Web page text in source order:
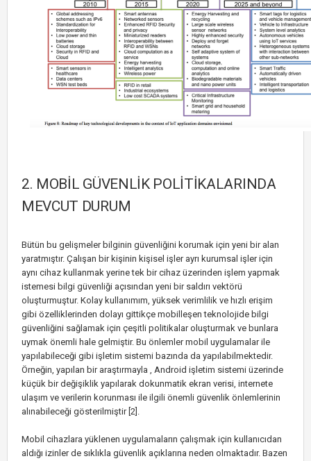
2. MOBİL GÜVENLİK POLİTİKALARINDA
MEVCUT DURUM
Bütün bu gelişmeler bilginin güvenliğini korumak için yeni bir alan
yaratmıştır. Çalışan bir kişinin kişisel işler ayrı kurumsal işler için
aynı cihaz kullanmak yerine tek bir cihaz üzerinden işlem yapmak
istemesi bilgi güvenliği açısından yeni bir saldırı vektörü
oluşturmuştur. Kolay kullanımım, yüksek verimlilik ve hızlı erişim
gibi özelliklerinden dolayı gittikçe mobilleşen teknolojide bilgi
güvenliğini sağlamak için çeşitli politikalar oluşturmak ve bunlara
uymak önemli hale gelmiştir. Bu önlemler mobil uygulamalar ile
yapılabileceği gibi işletim sistemi bazında da yapılabilmektedir.
Örneğin, yapılan bir araştırmayla , Android işletim sistemi üzerinde
küçük bir değişiklik yapılarak dokunmatik ekran verisi, internete
ulaşım ve verilerin korunması ile ilgili önemli güvenlik önlemlerinin
alınabileceği gösterilmiştir [2].
Mobil cihazlara yüklenen uygulamaların çalışmak için kullanıcıdan
aldığı izinler de sıklıkla güvenlik açıklarına neden olmaktadır. Bazen